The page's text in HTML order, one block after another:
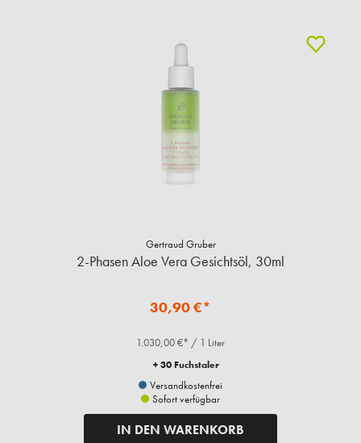
Gertraud Gruber
2-Phasen Aloe Vera Gesichtsöl, 30ml
30,90 €*
1.030,00 €* / 1 Liter
+ 30 Fuchstaler
Versandkostenfrei
Sofort verfügbar
IN DEN WARENKORB